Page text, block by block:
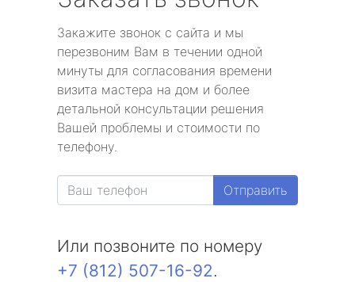
Закажите звонок с сайта и мы
перезвоним Вам в течении одной
минуты для согласования времени
визита мастера на дом и более
детальной консультации решения
Вашей проблемы и стоимости по
телефону.
Отправить
Или позвоните по номеру
+7 (812) 507-16-92.